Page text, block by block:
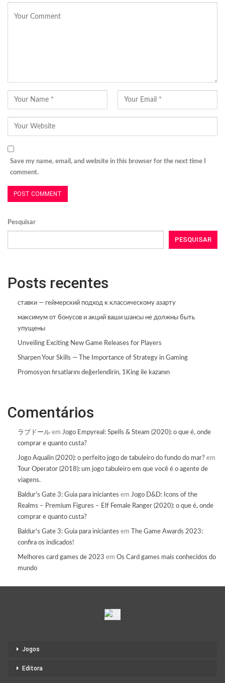
Save my name, email, and website in this browser for the next time I
comment.
Pesquisar
PESQUISAR
Posts recentes
ставки — геймерский подход к классическому азарту
максимум от бонусов и акций ваши шансы не должны быть
упущены
Unveiling Exciting New Game Releases for Players
Sharpen Your Skills — The Importance of Strategy in Gaming
Promosyon fırsatlarını değerlendirin, 1King ile kazanın
Comentários
ラブドール em Jogo Empyreal: Spells & Steam (2020): o que é, onde
comprar e quanto custa?
Jogo Aqualin (2020): o perfeito jogo de tabuleiro do fundo do mar? em
Tour Operator (2018): um jogo tabuleiro em que você é o agente de
viagens.
Baldur's Gate 3: Guia para iniciantes em Jogo D&D: Icons of the
Realms – Premium Figures – Elf Female Ranger (2020): o que é, onde
comprar e quanto custa?
Baldur's Gate 3: Guia para iniciantes em
The Game Awards 2023:
confira os indicados!
Melhores card games de 2023 em Os Card games mais conhecidos do
mundo
Jogos
Editora